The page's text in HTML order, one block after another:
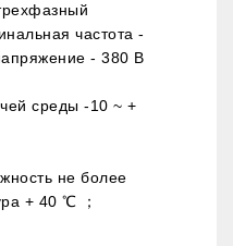
частота -
- 380 В
среды -10 ~ +
не более
+ 40 ℃ ；